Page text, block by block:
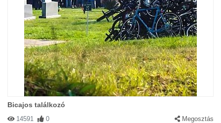
Bicajos találkozó
14591 0 Megosztás